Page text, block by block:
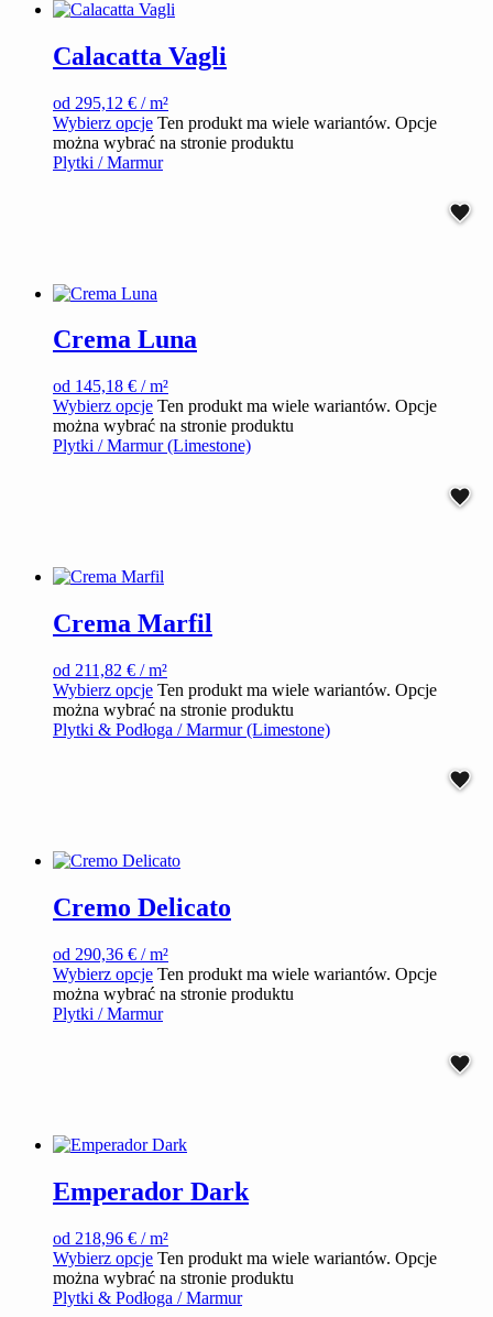
Calacatta Vagli
od 295,12 € / m²
Wybierz opcje Ten produkt ma wiele wariantów. Opcje
można wybrać na stronie produktu
Plytki / Marmur
Crema Luna
od 145,18 € / m²
Wybierz opcje Ten produkt ma wiele wariantów. Opcje
można wybrać na stronie produktu
Plytki / Marmur (Limestone)
Crema Marfil
od 211,82 € / m²
Wybierz opcje Ten produkt ma wiele wariantów. Opcje
można wybrać na stronie produktu
Plytki & Podłoga / Marmur (Limestone)
Cremo Delicato
od 290,36 € / m²
Wybierz opcje Ten produkt ma wiele wariantów. Opcje
można wybrać na stronie produktu
Plytki / Marmur
Emperador Dark
od 218,96 € / m²
Wybierz opcje Ten produkt ma wiele wariantów. Opcje
można wybrać na stronie produktu
Plytki & Podłoga / Marmur